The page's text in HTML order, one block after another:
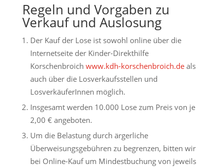
Regeln und Vorgaben zu
Verkauf und Auslosung
Der Kauf der Lose ist sowohl online über die
Internetseite der Kinder-Direkthilfe
Korschenbroich www.kdh-korschenbroich.deals
auch über die Losverkaufsstellen und
LosverkäuferInnen möglich.
Insgesamt werden 10.000 Lose zum Preis von je
2,00 € angeboten.
Um die Belastung durch ärgerliche
Überweisungsgebühren zu begrenzen, bitten wir
bei Online-Kauf um Mindestbuchung von jeweils